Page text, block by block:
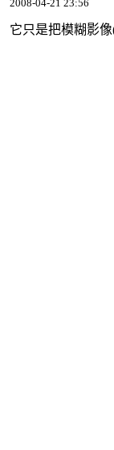
2008-04-21 23:56
它只是把模糊影